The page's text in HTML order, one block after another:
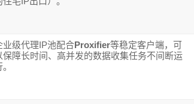
业级代理IP池配合Proxifier等稳定客户端，可
保障长时间、高并发的数据收集任务不间断运